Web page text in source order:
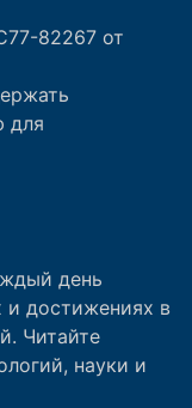
82267 от
для
день
и достижениях в
Читайте
науки и